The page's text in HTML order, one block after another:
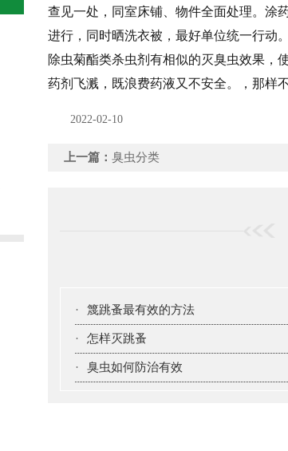
查见一处，同室床铺、物件全面处理。涂
进行，同时晒洗衣被，最好单位统一行动
除虫菊酯类杀虫剂有相似的灭臭虫效果，
药剂飞溅，既浪费药液又不安全。
，那样
2022-02-10
上一篇： 臭虫分类
· 篾跳蚤最有效的方法
· 怎样灭跳蚤
· 臭虫如何防治有效